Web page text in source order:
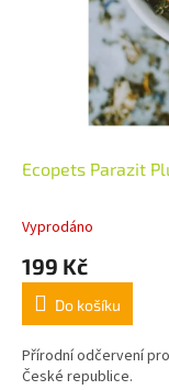
Ecopets Parazit
Vyprodáno
199 Kč
Do košíku
Přírodní odčervení
České republice.